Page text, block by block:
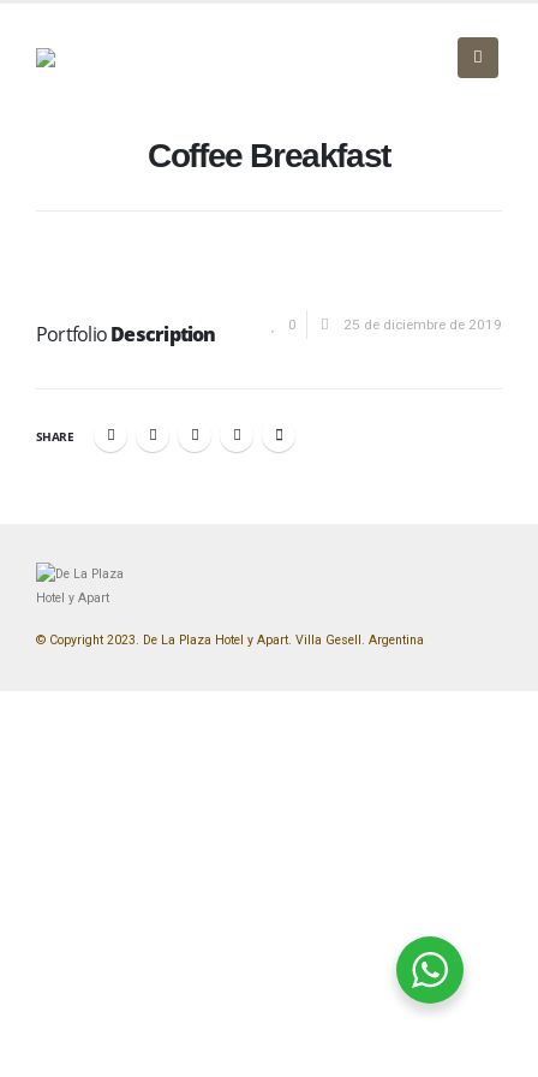
Coffee Breakfast
PortfolioDescription 0 25 de diciembre de 2019
SHARE
© Copyright 2023. De La Plaza Hotel y Apart. Villa Gesell. Argentina